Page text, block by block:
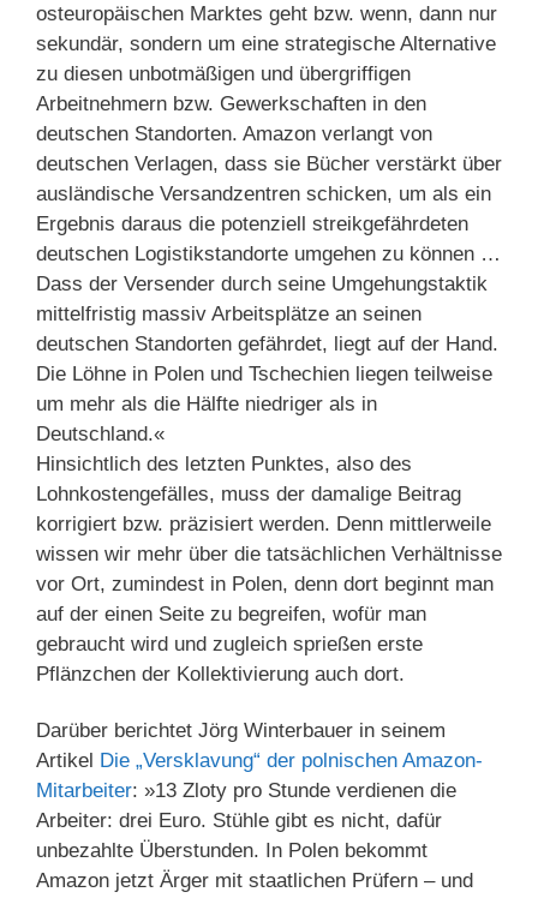
osteuropäischen Marktes geht bzw. wenn, dann nur
sekundär, sondern um eine strategische Alternative
zu diesen unbotmäßigen und übergriffigen
Arbeitnehmern bzw. Gewerkschaften in den
deutschen Standorten. Amazon verlangt von
deutschen Verlagen, dass sie Bücher verstärkt über
ausländische Versandzentren schicken, um als ein
Ergebnis daraus die potenziell streikgefährdeten
deutschen Logistikstandorte umgehen zu können …
Dass der Versender durch seine Umgehungstaktik
mittelfristig massiv Arbeitsplätze an seinen
deutschen Standorten gefährdet, liegt auf der Hand.
Die Löhne in Polen und Tschechien liegen teilweise
um mehr als die Hälfte niedriger als in
Deutschland.«
Hinsichtlich des letzten Punktes, also des
Lohnkostengefälles, muss der damalige Beitrag
korrigiert bzw. präzisiert werden. Denn mittlerweile
wissen wir mehr über die tatsächlichen Verhältnisse
vor Ort, zumindest in Polen, denn dort beginnt man
auf der einen Seite zu begreifen, wofür man
gebraucht wird und zugleich sprießen erste
Pflänzchen der Kollektivierung auch dort.
Darüber berichtet Jörg Winterbauer in seinem
Artikel
Die „Versklavung“ der polnischen Amazon-
Mitarbeiter: »13 Zloty pro Stunde verdienen die
Arbeiter: drei Euro. Stühle gibt es nicht, dafür
unbezahlte Überstunden. In Polen bekommt
Amazon jetzt Ärger mit staatlichen Prüfern – und